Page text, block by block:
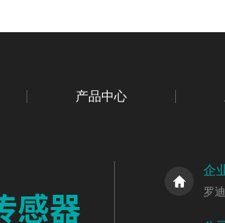
产品中心
企
罗